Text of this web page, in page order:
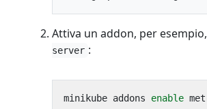
Attiva un addon, per esempio,
server :
minikube addons enable